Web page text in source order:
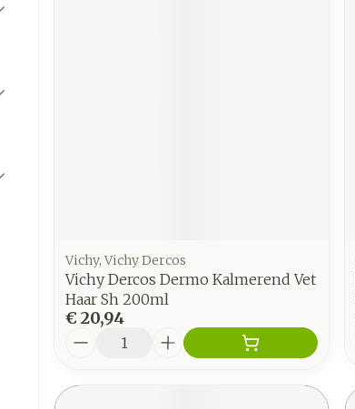
Vichy, Vichy Dercos
Vichy Dercos Dermo Kalmerend Vet
Haar Sh 200ml
€ 20,94